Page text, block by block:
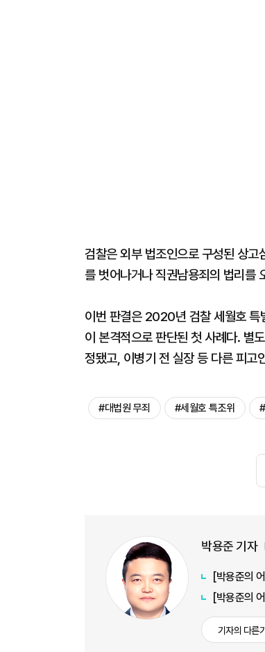
검찰은 외부 법조인으로 구성된 상고
를 벗어나거나 직권남용죄의 법리를
이번 판결은 2020년 검찰 세월호 특
이 본격적으로 판단된 첫 사례다. 별
정됐고, 이병기 전 실장 등 다른 피고
#대법원 무죄 #세월호 특조위
박용준 기자
[박용준의
[박용준의
기자의 다른